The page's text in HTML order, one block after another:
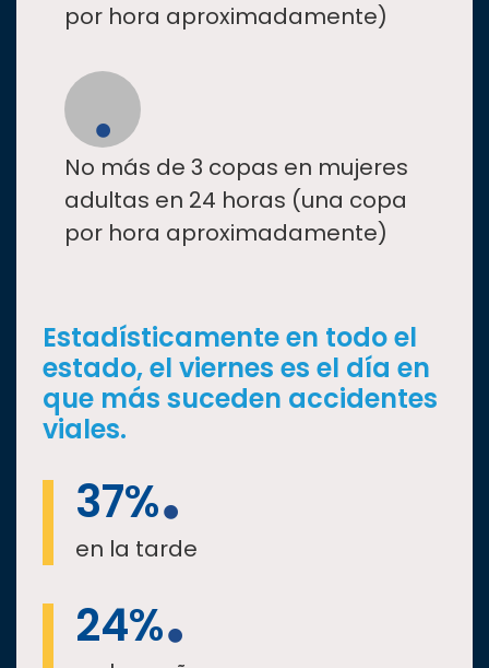
por hora aproximadamente)
No más de 3 copas en mujeres
adultas en 24 horas (una copa
por hora aproximadamente)
Estadísticamente en todo el
estado, el viernes es el día en
que más suceden accidentes
viales.
37%
en la tarde
24%